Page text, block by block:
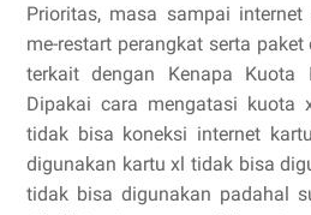
Prioritas, masa sampai internet
me-restart perangkat serta
terkait dengan Kenapa Kuota
Dipakai cara mengatasi
tidak bisa koneksi internet
digunakan kartu xl tidak bisa
tidak bisa digunakan padahal